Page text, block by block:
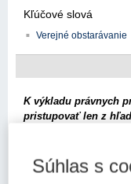
Kľúčové slová
Verejné obstarávanie
K výkladu právnych
pristupovať len z
formalizmus pri
konania a prílišný
Súhlas s